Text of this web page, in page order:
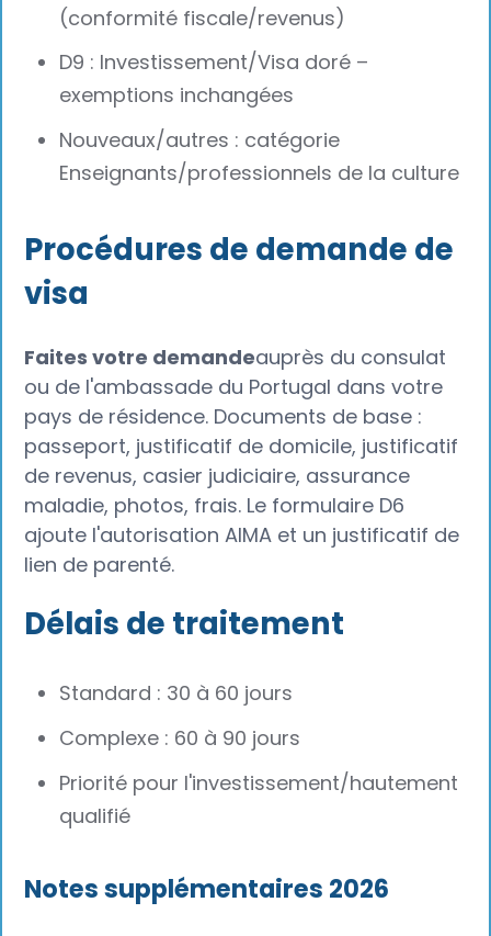
(conformité fiscale/revenus)
D9 : Investissement/Visa doré –
exemptions inchangées
Nouveaux/autres : catégorie
Enseignants/professionnels de la culture
Procédures de demande de
visa
Faites votre demandeauprès du consulat
ou de l'ambassade du Portugal dans votre
pays de résidence. Documents de base :
passeport, justificatif de domicile, justificatif
de revenus, casier judiciaire, assurance
maladie, photos, frais. Le formulaire D6
ajoute l'autorisation AIMA et un justificatif de
lien de parenté.
Délais de traitement
Standard : 30 à 60 jours
Complexe : 60 à 90 jours
Priorité pour l'investissement/hautement
qualifié
Notes supplémentaires 2026